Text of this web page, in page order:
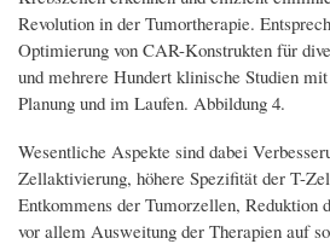
Revolution in der Tumortherapie.
Optimierung von CAR-Konstrukten für
und mehrere Hundert klinische Studien
Planung und im Laufen. Abbildung 4.
Wesentliche Aspekte sind dabei
Zellaktivierung, höhere Spezifität der T-
Entkommens der Tumorzellen, Reduktion
vor allem Ausweitung der Therapien auf